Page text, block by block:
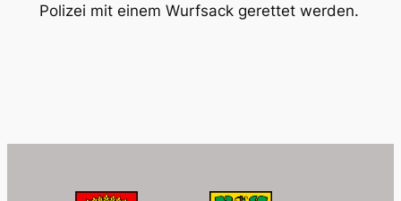
Polizei mit einem Wurfsack gerettet werden.